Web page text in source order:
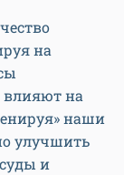
на
влияют на
наши
улучшить
и